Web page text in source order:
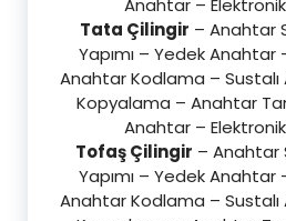
Anahtar –
Tata Çilingir – Anahtar
Yapımı – Yedek Anahtar
Anahtar Kodlama –
Kopyalama – Anahtar
Anahtar –
Tofaş Çilingir – Anahtar
Yapımı – Yedek Anahtar
Anahtar Kodlama –